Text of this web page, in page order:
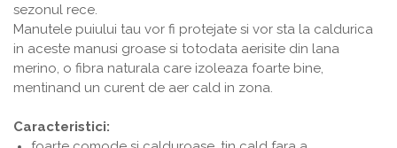
sezonul rece.
Manutele puiului tau vor fi protejate si vor sta la caldurica
in aceste manusi groase si totodata aerisite din lana
merino, o fibra naturala care izoleaza foarte bine,
mentinand un curent de aer cald in zona.
Caracteristici: